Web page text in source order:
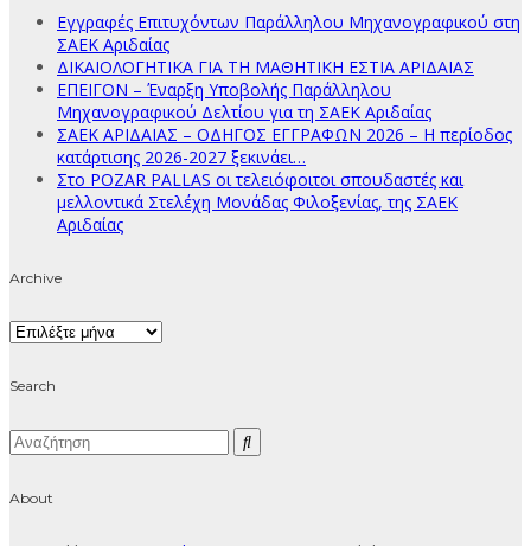
Εγγραφές Επιτυχόντων Παράλληλου Μηχανογραφικού στη
ΣΑΕΚ Αριδαίας
ΔΙΚΑΙΟΛΟΓΗΤΙΚΑ ΓΙΑ ΤΗ ΜΑΘΗΤΙΚΗ ΕΣΤΙΑ ΑΡΙΔΑΙΑΣ
ΕΠΕΙΓΟΝ – Έναρξη Υποβολής Παράλληλου
Μηχανογραφικού Δελτίου για τη ΣΑΕΚ Αριδαίας
ΣΑΕΚ ΑΡΙΔΑΙΑΣ – ΟΔΗΓΟΣ ΕΓΓΡΑΦΩΝ 2026 – Η περίοδος
κατάρτισης 2026-2027 ξεκινάει…
Στο POZAR PALLAS οι τελειόφοιτοι σπουδαστές και
μελλοντικά Στελέχη Μονάδας Φιλοξενίας, της ΣΑΕΚ
Αριδαίας
Archive
Archive
Search
About